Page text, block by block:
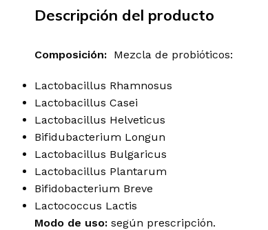
Descripción del producto
Composición: Mezcla de probióticos:
Lactobacillus Rhamnosus
Lactobacillus Casei
Lactobacillus Helveticus
Bifidubacterium Longun
Lactobacillus Bulgaricus
Lactobacillus Plantarum
Bifidobacterium Breve
Lactococcus Lactis
Modo de uso: según prescripción.